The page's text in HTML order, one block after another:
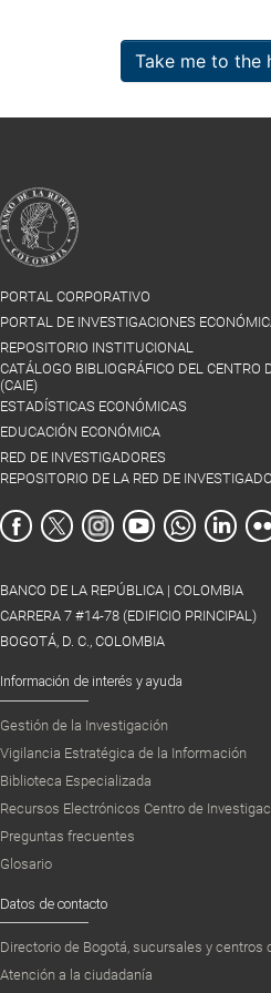
Take me to the
PORTAL CORPORATIVO
PORTAL DE INVESTIGACIONES
REPOSITORIO INSTITUCIONAL
CATÁLOGO BIBLIOGRÁFICO DEL CENTRO
(CAIE)
ESTADÍSTICAS ECONÓMICAS
EDUCACIÓN ECONÓMICA
RED DE INVESTIGADORES
REPOSITORIO DE LA RED DE
BANCO DE LA REPÚBLICA | COLOMBIA
CARRERA 7 #14-78 (EDIFICIO PRINCIPAL)
BOGOTÁ, D. C., COLOMBIA
Información de interés y ayuda
Gestión de la Investigación
Vigilancia Estratégica de la Información
Biblioteca Especializada
Recursos Electrónicos Centro de
Preguntas frecuentes
Glosario
Datos de contacto
Directorio de Bogotá, sucursales y centros
Atención a la ciudadanía